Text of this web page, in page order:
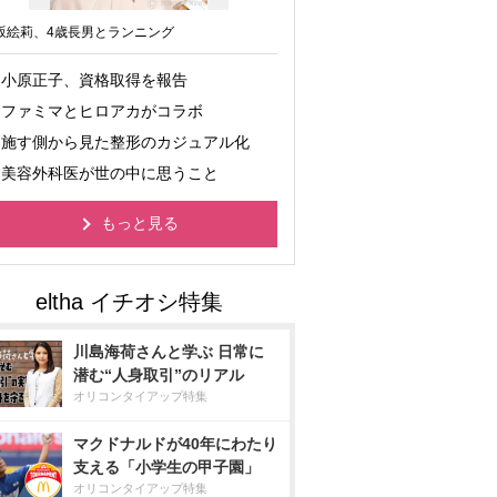
絵莉、4歳長男とランニング
小原正子、資格取得を報告
ファミマとヒロアカがコラボ
施す側から見た整形のカジュアル化
美容外科医が世の中に思うこと
もっと見る
川島海荷さんと学ぶ 日常に
潜む“人身取引”のリアル
オリコンタイアップ特集
マクドナルドが40年にわたり
支える「小学生の甲子園」
オリコンタイアップ特集